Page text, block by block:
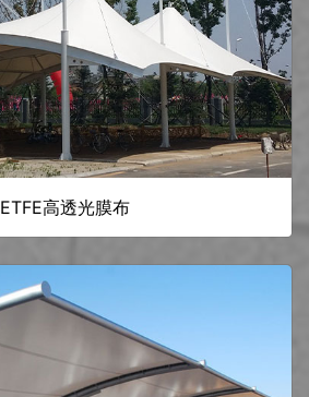
ETFE高透光膜布